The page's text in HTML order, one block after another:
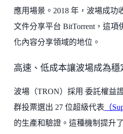
應用場景。2018 年，波場成功
文件分享平台 BitTorrent，這
化內容分享領域的地位。
高速、低成本讓波場成為穩
波場（TRON）採用 委託權益
群投票選出 27 位超級代表 （
的生產和驗證。這種機制提升